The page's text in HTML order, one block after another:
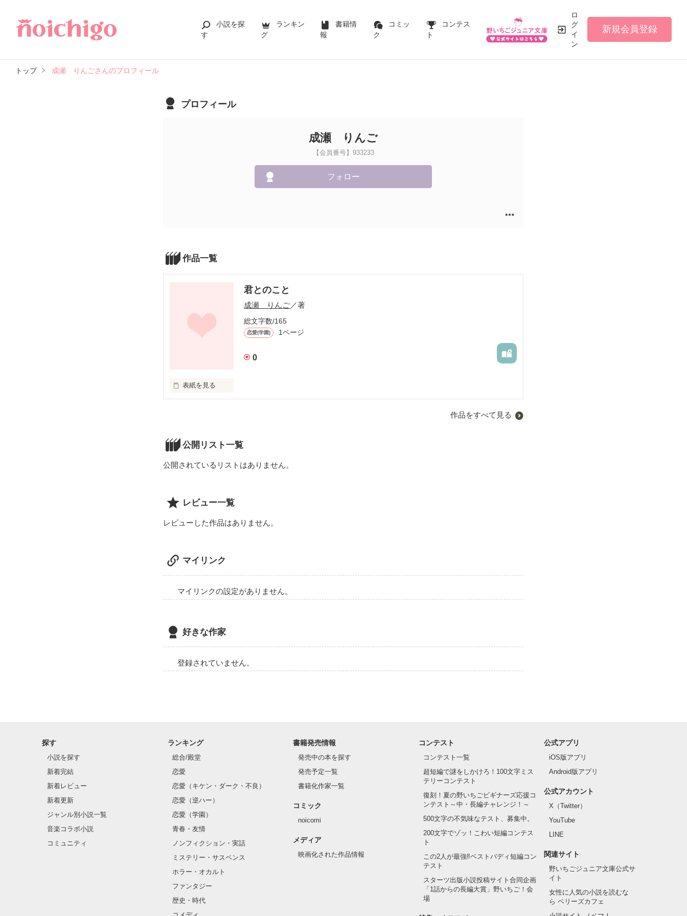
小説を探
す
ランキン
グ
書籍情
報
コミッ
ク
コンテス
ト
ロ
グ
イ
ン
新規会員登録
トップ 成瀬 りんごさんのプロフィール
プロフィール
成瀬 りんご
【会員番号】933233
フォロー
作品一覧
君とのこと
成瀬 りんご／著
総文字数/165
恋愛(学園) 1ページ
0
表紙を見る
作品をすべて見る
公開リスト一覧
公開されているリストはありません。
レビュー一覧
レビューした作品はありません。
マイリンク
マイリンクの設定がありません。
好きな作家
登録されていません。
探す
小説を探す
新着完結
新着レビュー
新着更新
ジャンル別小説一覧
音楽コラボ小説
コミュニティ
ランキング
総合/殿堂
恋愛
恋愛（キケン・ダーク・不良）
恋愛（逆ハー）
恋愛（学園）
青春・友情
ノンフィクション・実話
ミステリー・サスペンス
ホラー・オカルト
ファンタジー
歴史・時代
書籍発売情報
発売中の本を探す
発売予定一覧
書籍化作家一覧
コミック
noicomi
メディア
映画化された作品情報
コンテスト
コンテスト一覧
超短編で謎をしかけろ！100文字ミス
テリーコンテスト
復刻！夏の野いちごビギナーズ応援コ
ンテスト～中・長編チャレンジ！～
500文字の不気味なテスト、募集中。
200文字でゾッ！こわい短編コンテス
ト
この2人が最強‼ベストバディ短編コン
テスト
スターツ出版小説投稿サイト合同企画
「1話からの長編大賞」野いちご！会
場
公式アプリ
iOS版アプリ
Android版アプリ
公式アカウント
X（Twitter）
YouTube
LINE
関連サイト
野いちごジュニア文庫公式サ
イト
女性に人気の小説を読むな
ら ベリーズカフェ